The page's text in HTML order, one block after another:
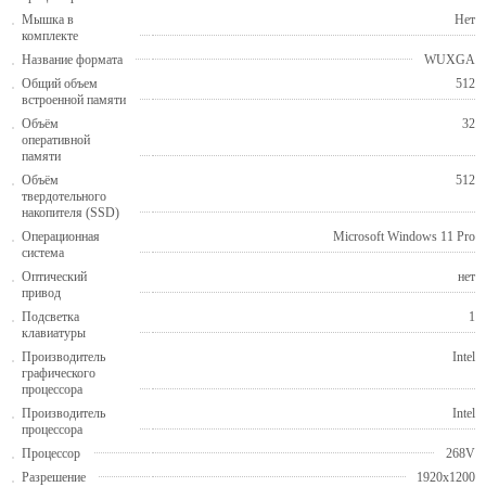
Мышка в
комплекте
Нет
Название формата
WUXGA
Общий объем
встроенной памяти
512
Объём
оперативной
памяти
32
Объём
твердотельного
накопителя (SSD)
512
Операционная
система
Microsoft Windows 11 Pro
Оптический
привод
нет
Подсветка
клавиатуры
1
Производитель
графического
процессора
Intel
Производитель
процессора
Intel
Процессор
268V
Разрешение
1920x1200